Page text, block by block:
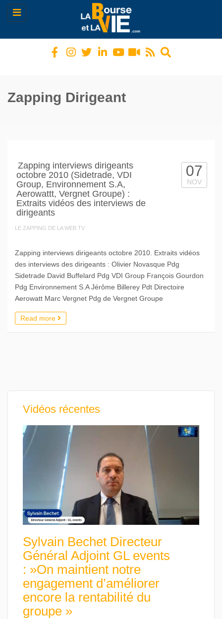
Toggle
navigation
Zapping Dirigeant
Zapping interviews dirigeants
octobre 2010 (Sidetrade, VDI
Group, Environnement S.A,
Aerowattt, Vergnet Groupe) :
Extraits vidéos des interviews de
dirigeants
LE ZAPPING DE LA WEB TV
07
NOV
Zapping interviews dirigeants octobre 2010. Extraits vidéos
des interviews des dirigeants : Olivier Novasque Pdg
Sidetrade David Buffelard Pdg VDI Group François Gourdon
Pdg Environnement S.A Jérôme Billerey Pdt Directoire
Aerowatt Marc Vergnet Pdg de Vergnet Groupe
Read more
Vidéos récentes
Sylvain Bechet Directeur
Général Adjoint GL events
: »On maintient notre
engagement d’améliorer
encore la rentabilité du
groupe »